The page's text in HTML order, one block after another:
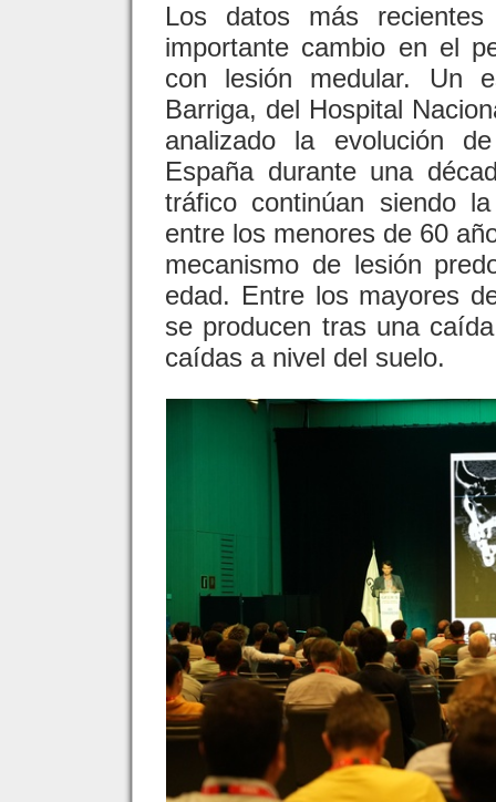
Los datos más
importante cambio en el
con lesión medular. Un
Barriga, del Hospital
analizado la evolución
España durante una
tráfico continúan siendo
entre los menores de 60
mecanismo de lesión
edad. Entre los mayores
se producen tras una
caídas a nivel del suelo.